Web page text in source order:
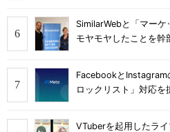
SimilarWebと「マー
モヤモヤしたことを幹
Facebookと
ロックリスト」対応を
VTuberを起用したラ